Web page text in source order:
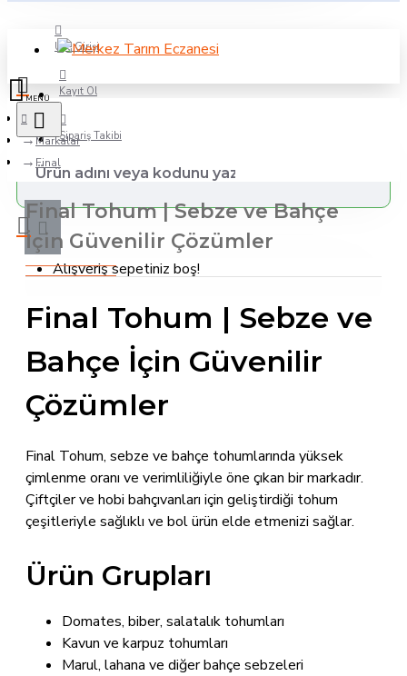
Üye Girişi
Kayıt Ol
Sipariş Takibi
Alışveriş sepetiniz boş!
Markalar
Final
Final Tohum | Sebze ve Bahçe
İçin Güvenilir Çözümler
Final Tohum | Sebze ve
Bahçe İçin Güvenilir
Çözümler
Final Tohum, sebze ve bahçe tohumlarında yüksek
çimlenme oranı ve verimliliğiyle öne çıkan bir markadır.
Çiftçiler ve hobi bahçıvanları için geliştirdiği tohum
çeşitleriyle sağlıklı ve bol ürün elde etmenizi sağlar.
Ürün Grupları
Domates, biber, salatalık tohumları
Kavun ve karpuz tohumları
Marul, lahana ve diğer bahçe sebzeleri